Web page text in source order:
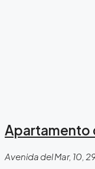
Apartamento
Avenida del Mar, 10,